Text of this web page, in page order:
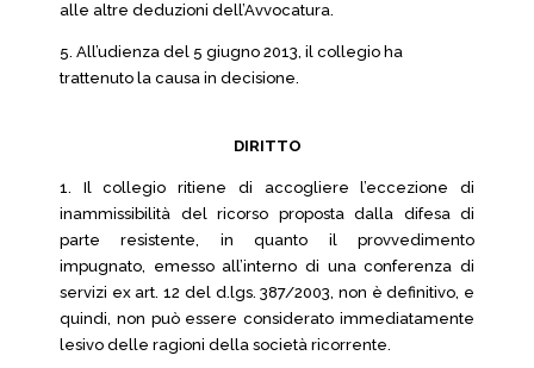
alle altre deduzioni dell’Avvocatura.
5. All’udienza del 5 giugno 2013, il collegio ha
trattenuto la causa in decisione.
DIRITTO
1. Il collegio ritiene di accogliere l’eccezione di
inammissibilità del ricorso proposta dalla difesa di
parte resistente, in quanto il provvedimento
impugnato, emesso all’interno di una conferenza di
servizi ex art. 12 del d.lgs. 387/2003, non è definitivo, e
quindi, non può essere considerato immediatamente
lesivo delle ragioni della società ricorrente.